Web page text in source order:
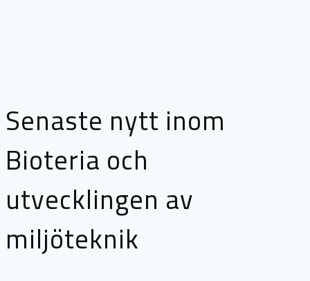
Senaste nytt inom
Bioteria och
utvecklingen av
miljöteknik